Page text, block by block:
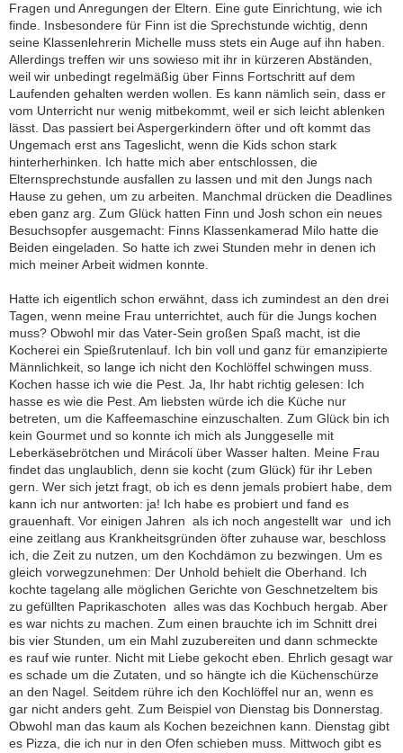
Fragen und Anregungen der Eltern. Eine gute Einrichtung, wie ich
finde. Insbesondere für Finn ist die Sprechstunde wichtig, denn
seine Klassenlehrerin Michelle muss stets ein Auge auf ihn haben.
Allerdings treffen wir uns sowieso mit ihr in kürzeren Abständen,
weil wir unbedingt regelmäßig über Finns Fortschritt auf dem
Laufenden gehalten werden wollen. Es kann nämlich sein, dass er
vom Unterricht nur wenig mitbekommt, weil er sich leicht ablenken
lässt. Das passiert bei Aspergerkindern öfter und oft kommt das
Ungemach erst ans Tageslicht, wenn die Kids schon stark
hinterherhinken. Ich hatte mich aber entschlossen, die
Elternsprechstunde ausfallen zu lassen und mit den Jungs nach
Hause zu gehen, um zu arbeiten. Manchmal drücken die Deadlines
eben ganz arg. Zum Glück hatten Finn und Josh schon ein neues
Besuchsopfer ausgemacht: Finns Klassenkamerad Milo hatte die
Beiden eingeladen. So hatte ich zwei Stunden mehr in denen ich
mich meiner Arbeit widmen konnte.
Hatte ich eigentlich schon erwähnt, dass ich zumindest an den drei
Tagen, wenn meine Frau unterrichtet, auch für die Jungs kochen
muss? Obwohl mir das Vater-Sein großen Spaß macht, ist die
Kocherei ein Spießrutenlauf. Ich bin voll und ganz für emanzipierte
Männlichkeit, so lange ich nicht den Kochlöffel schwingen muss.
Kochen hasse ich wie die Pest. Ja, Ihr habt richtig gelesen: Ich
hasse es wie die Pest. Am liebsten würde ich die Küche nur
betreten, um die Kaffeemaschine einzuschalten. Zum Glück bin ich
kein Gourmet und so konnte ich mich als Junggeselle mit
Leberkäsebrötchen und Mirácoli über Wasser halten. Meine Frau
findet das unglaublich, denn sie kocht (zum Glück) für ihr Leben
gern. Wer sich jetzt fragt, ob ich es denn jemals probiert habe, dem
kann ich nur antworten: ja! Ich habe es probiert und fand es
grauenhaft. Vor einigen Jahren  als ich noch angestellt war  und ich
eine zeitlang aus Krankheitsgründen öfter zuhause war, beschloss
ich, die Zeit zu nutzen, um den Kochdämon zu bezwingen. Um es
gleich vorwegzunehmen: Der Unhold behielt die Oberhand. Ich
kochte tagelang alle möglichen Gerichte von Geschnetzeltem bis
zu gefüllten Paprikaschoten  alles was das Kochbuch hergab. Aber
es war nichts zu machen. Zum einen brauchte ich im Schnitt drei
bis vier Stunden, um ein Mahl zuzubereiten und dann schmeckte
es rauf wie runter. Nicht mit Liebe gekocht eben. Ehrlich gesagt war
es schade um die Zutaten, und so hängte ich die Küchenschürze
an den Nagel. Seitdem rühre ich den Kochlöffel nur an, wenn es
gar nicht anders geht. Zum Beispiel von Dienstag bis Donnerstag.
Obwohl man das kaum als Kochen bezeichnen kann. Dienstag gibt
es Pizza, die ich nur in den Ofen schieben muss. Mittwoch gibt es